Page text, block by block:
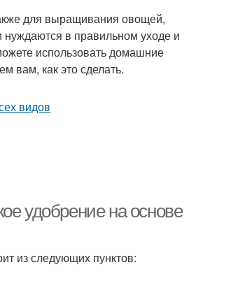
для выращивания овощей,
в правильном уходе и
использовать домашние
вам, как это сделать.
удобрение на основе
из следующих пунктов: